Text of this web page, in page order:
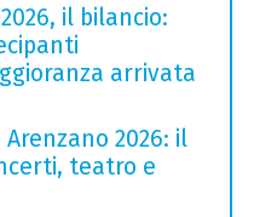
il bilancio:
arrivata
Arenzano 2026: il
teatro e